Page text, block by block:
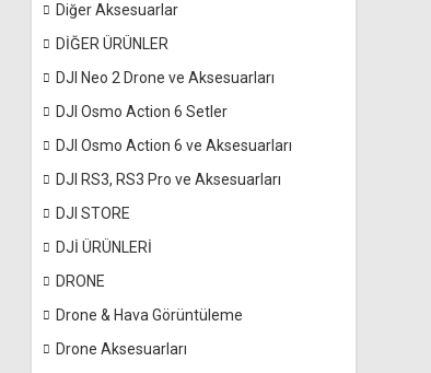
Diğer Aksesuarlar
DİĞER ÜRÜNLER
DJI Neo 2 Drone ve Aksesuarları
DJI Osmo Action 6 Setler
DJI Osmo Action 6 ve Aksesuarları
DJI RS3, RS3 Pro ve Aksesuarları
DJI STORE
DJİ ÜRÜNLERİ
DRONE
Drone & Hava Görüntüleme
Drone Aksesuarları